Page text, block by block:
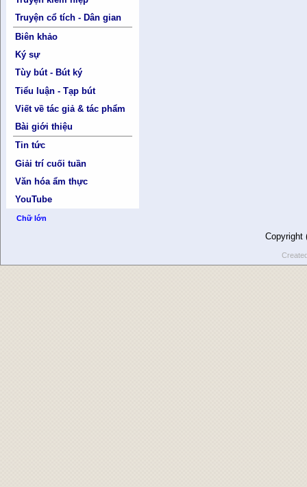
Truyện cổ tích - Dân gian
Biên khảo
Ký sự
Tùy bút - Bút ký
Tiểu luận - Tạp bút
Viết về tác giả & tác phẩm
Bài giới thiệu
Tin tức
Giải trí cuối tuần
Văn hóa ẩm thực
YouTube
Chữ lớn
Copyright